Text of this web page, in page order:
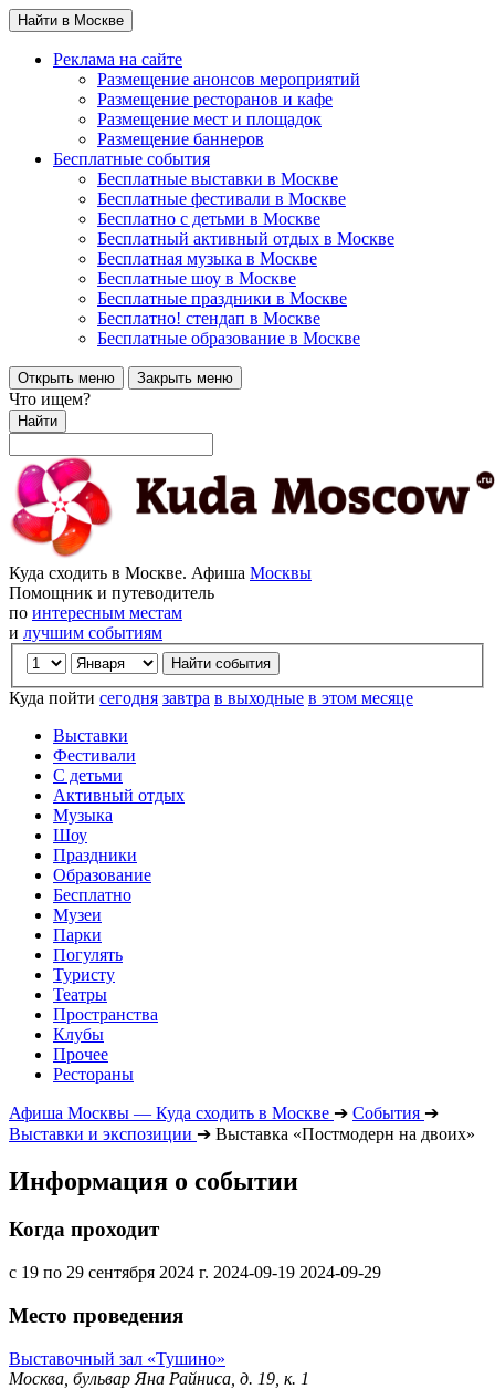
Найти в Москве
Реклама на сайте
Размещение анонсов мероприятий
Размещение ресторанов и кафе
Размещение мест и площадок
Размещение баннеров
Бесплатные события
Бесплатные выставки в Москве
Бесплатные фестивали в Москве
Бесплатно с детьми в Москве
Бесплатный активный отдых в Москве
Бесплатная музыка в Москве
Бесплатные шоу в Москве
Бесплатные праздники в Москве
Бесплатно! стендап в Москве
Бесплатные образование в Москве
Открыть меню Закрыть меню
Что ищем?
Найти
Куда сходить в Москве. Афиша Москвы
Помощник и путеводитель
по интересным местам
и лучшим событиям
Куда пойти сегодня завтра в выходные в этом месяце
Выставки
Фестивали
С детьми
Активный отдых
Музыка
Шоу
Праздники
Образование
Бесплатно
Музеи
Парки
Погулять
Туристу
Театры
Пространства
Клубы
Прочее
Рестораны
Афиша Москвы — Куда сходить в Москве ➔ События ➔
Выставки и экспозиции ➔ Выставка «Постмодерн на двоих»
Информация о событии
Когда проходит
с 19 по 29 сентября 2024 г. 2024-09-19 2024-09-29
Место проведения
Выставочный зал «Тушино»
Москва, бульвар Яна Райниса, д. 19, к. 1